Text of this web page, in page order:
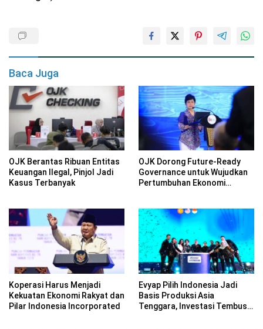
Baca Juga
OJK Berantas Ribuan Entitas
Keuangan Ilegal, Pinjol Jadi
Kasus Terbanyak
OJK Dorong Future-Ready
Governance untuk Wujudkan
Pertumbuhan Ekonomi
Koperasi Harus Menjadi
Kekuatan Ekonomi Rakyat dan
Pilar Indonesia Incorporated
Evyap Pilih Indonesia Jadi
Basis Produksi Asia
Tenggara, Investasi Tembus